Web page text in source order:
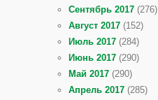
Сентябрь 2017 (276)
Август 2017 (152)
Июль 2017 (284)
Июнь 2017 (290)
Май 2017 (290)
Апрель 2017 (285)